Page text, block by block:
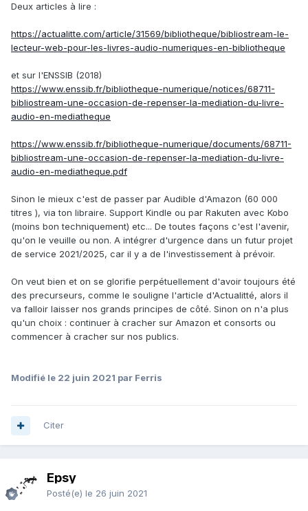
Deux articles à lire :
https://actualitte.com/article/31569/bibliotheque/bibliostream-le-
lecteur-web-pour-les-livres-audio-numeriques-en-bibliotheque
et sur l'ENSSIB (2018)
https://www.enssib.fr/bibliotheque-numerique/notices/68711-
bibliostream-une-occasion-de-repenser-la-mediation-du-livre-
audio-en-mediatheque
https://www.enssib.fr/bibliotheque-numerique/documents/68711-
bibliostream-une-occasion-de-repenser-la-mediation-du-livre-
audio-en-mediatheque.pdf
Sinon le mieux c'est de passer par Audible d'Amazon (60 000
titres ), via ton libraire. Support Kindle ou par Rakuten avec Kobo
(moins bon techniquement) etc... De toutes façons c'est l'avenir,
qu'on le veuille ou non. A intégrer d'urgence dans un futur projet
de service 2021/2025, car il y a de l'investissement à prévoir.
On veut bien et on se glorifie perpétuellement d'avoir toujours été
des precurseurs, comme le souligne l'article d'Actualitté, alors il
va falloir laisser nos grands principes de côté. Sinon on n'a plus
qu'un choix : continuer à cracher sur Amazon et consorts ou
commencer à cracher sur nos publics.
Modifié le 22 juin 2021 par Ferris
Citer
Epsy
Posté(e) le 26 juin 2021